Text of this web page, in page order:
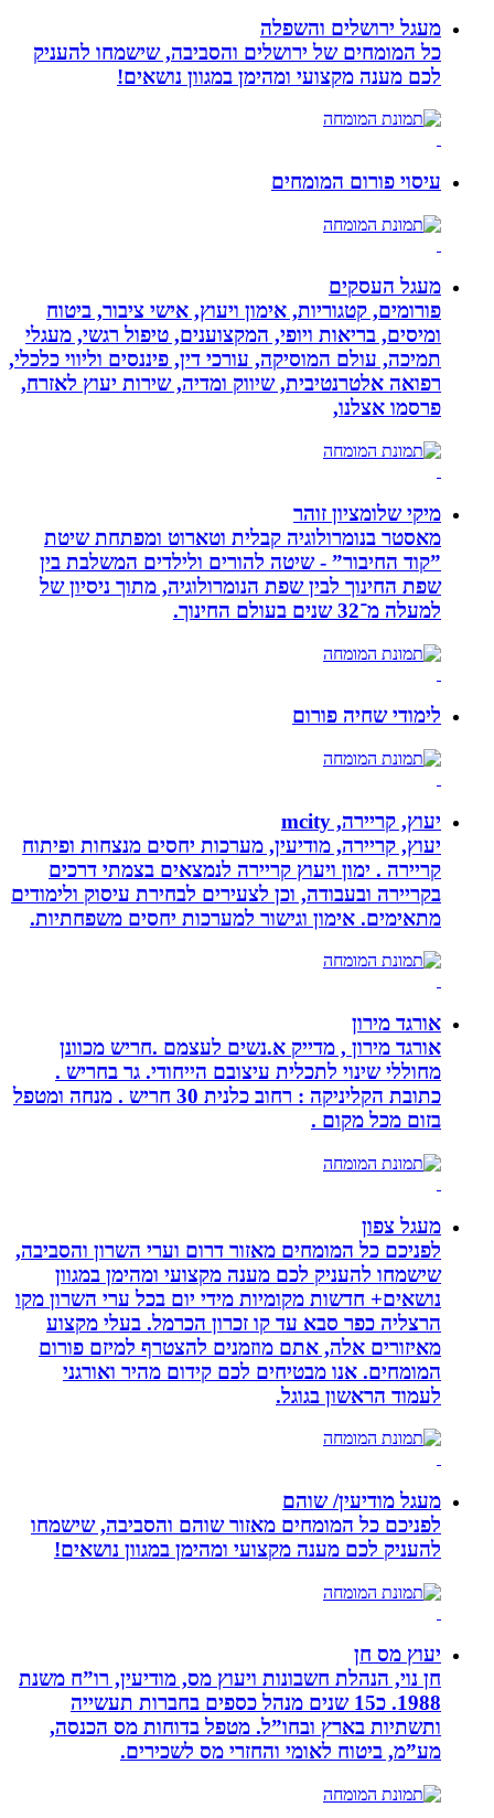
מעגל ירושלים והשפלה
כל המומחים של ירושלים והסביבה, שישמחו להעניק
לכם מענה מקצועי ומהימן במגוון נושאים!
עיסוי פורום המומחים
מעגל העסקים
פורומים, קטגוריות, אימון ויעוץ, אישי ציבור, ביטוח
ומיסים, בריאות ויופי, המקצוענים, טיפול רגשי, מעגלי
תמיכה, עולם המוסיקה, עורכי דין, פיננסים וליווי כלכלי,
רפואה אלטרנטיבית, שיווק ומדיה, שירות יעוץ לאזרח,
פרסמו אצלנו,
מיקי שלומציון זוהר
מאסטר בנומרולוגיה קבלית וטארוט ומפתחת שיטת
”קוד החיבור” - שיטה להורים ולילדים המשלבת בין
שפת החינוך לבין שפת הנומרולוגיה, מתוך ניסיון של
למעלה מ־32 שנים בעולם החינוך.
לימודי שחיה פורום
יעוץ, קריירה, mcity
יעוץ, קריירה, מודיעין, מערכות יחסים מנצחות ופיתוח
קריירה . ימון ויעוץ קריירה לנמצאים בצמתי דרכים
בקריירה ובעבודה, וכן לצעירים לבחירת עיסוק ולימודים
מתאימים. אימון וגישור למערכות יחסים משפחתיות.
אורגד מירון
אורגד מירון , מדייק א.נשים לעצמם .חריש מכוונן
מחוללי שינוי לתכלית עיצובם הייחודי. גר בחריש .
כתובת הקליניקה : רחוב כלנית 30 חריש . מנחה ומטפל
בזום מכל מקום .
מעגל צפון
לפניכם כל המומחים מאזור דרום וערי השרון והסביבה,
שישמחו להעניק לכם מענה מקצועי ומהימן במגוון
נושאים+ חדשות מקומיות מידי יום בכל ערי השרון מקו
הרצליה כפר סבא עד קו זכרון הכרמל. בעלי מקצוע
מאיזורים אלה, אתם מוזמנים להצטרף למיזם פורום
המומחים. אנו מבטיחים לכם קידום מהיר ואורגני
לעמוד הראשון בגוגל.
מעגל מודיעין/ שוהם
לפניכם כל המומחים מאזור שוהם והסביבה, שישמחו
להעניק לכם מענה מקצועי ומהימן במגוון נושאים!
יעוץ מס חן
חן נוי, הנהלת חשבונות ויעוץ מס, מודיעין, רו”ח משנת
1988. כ15 שנים מנהל כספים בחברות תעשייה
ותשתיות בארץ ובחו”ל. מטפל בדוחות מס הכנסה,
מע”מ, ביטוח לאומי והחזרי מס לשכירים.